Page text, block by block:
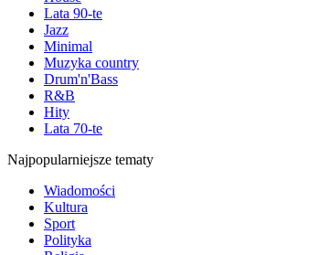
Lata 90-te
Jazz
Minimal
Muzyka country
Drum'n'Bass
R&B
Hity
Lata 70-te
Najpopularniejsze tematy
Wiadomości
Kultura
Sport
Polityka